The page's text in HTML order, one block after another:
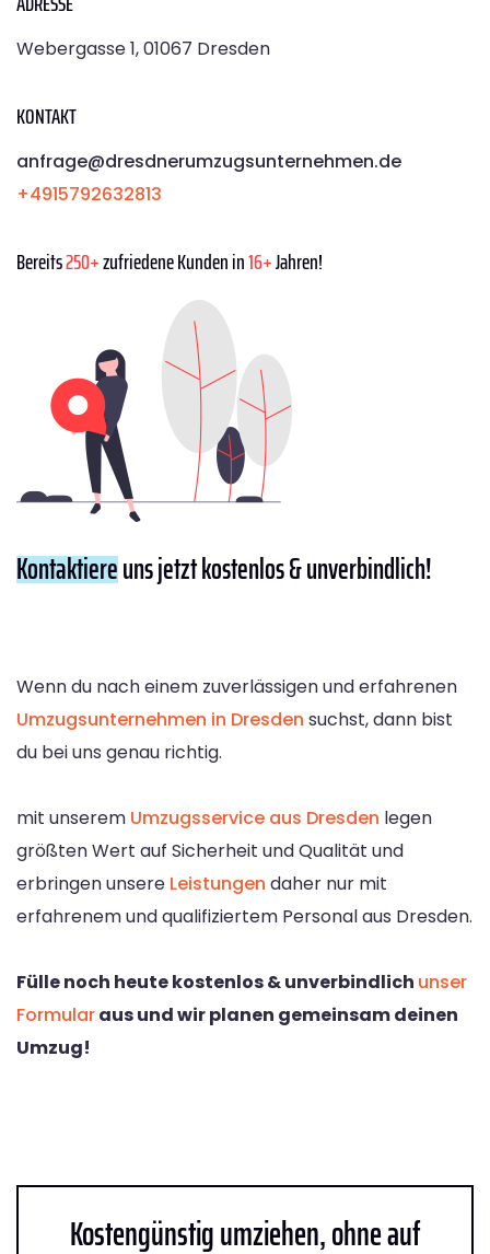
Webergasse 1, 01067 Dresden
KONTAKT
anfrage@dresdnerumzugsunternehmen.de
+4915792632813
Bereits250+zufriedene Kunden in16+Jahren!
Kontaktiereuns jetzt kostenlos & unverbindlich!
Wenn du nach einem zuverlässigen und erfahrenen
Umzugsunternehmen in Dresden suchst, dann bist
du bei uns genau richtig.
mit unserem Umzugsservice aus Dresden legen
größten Wert auf Sicherheit und Qualität und
erbringen unsere Leistungen daher nur mit
erfahrenem und qualifiziertem Personal aus Dresden.
Fülle noch heute kostenlos & unverbindlich unser
Formularaus und wir planen gemeinsam deinen
Umzug!
Kostengünstig umziehen, ohne auf